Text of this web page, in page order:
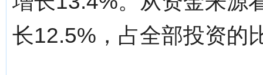
长12.5%，占全部投资的